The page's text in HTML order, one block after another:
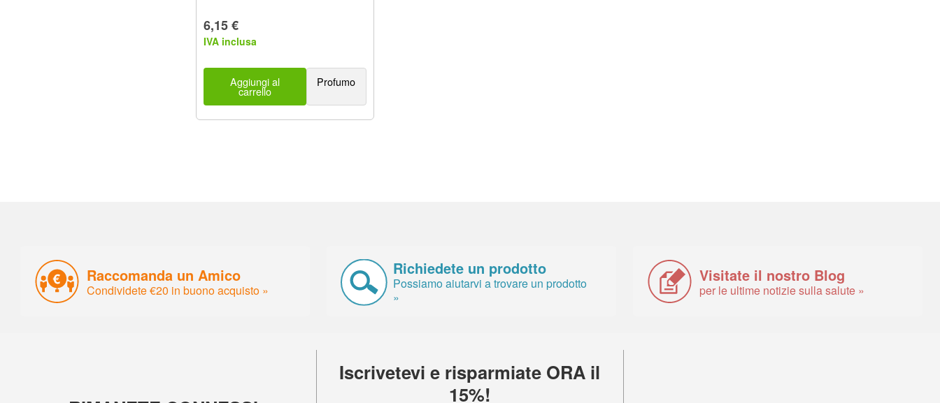
6,15 €
IVA inclusa
Aggiungi al
carrello
Profumo
Raccomanda un Amico
Condividete €20 in buono acquisto »
Richiedete un prodotto
Possiamo aiutarvi a trovare un prodotto
»
Visitate il nostro Blog
per le ultime notizie sulla salute »
Iscrivetevi e risparmiate ORA il
15%!